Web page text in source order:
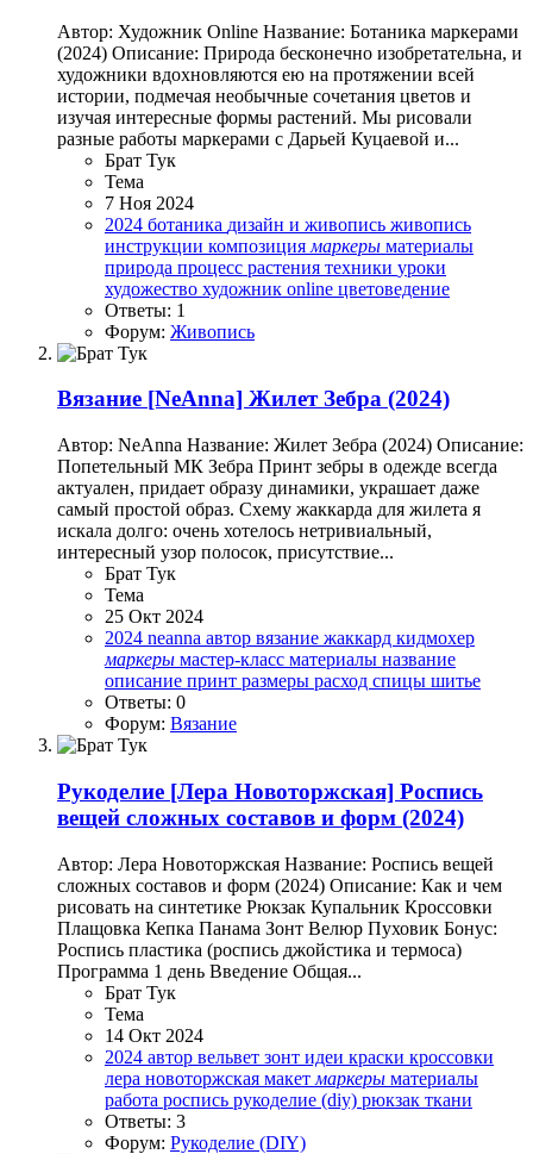
Автор: Художник Online Название: Ботаника маркерами
(2024) Описание: Природа бесконечно изобретательна, и
художники вдохновляются ею на протяжении всей
истории, подмечая необычные сочетания цветов и
изучая интересные формы растений. Мы рисовали
разные работы маркерами с Дарьей Куцаевой и...
Брат Тук
Тема
7 Ноя 2024
2024 ботаника дизайн и живопись живопись
инструкции композиция маркеры материалы
природа процесс растения техники уроки
художество художник online цветоведение
Ответы: 1
Форум: Живопись
Вязание [NeAnna] Жилет Зебра (2024)
Автор: NeAnna Название: Жилет Зебра (2024) Описание:
Попетельный МК Зебра Принт зебры в одежде всегда
актуален, придает образу динамики, украшает даже
самый простой образ. Схему жаккарда для жилета я
искала долго: очень хотелось нетривиальный,
интересный узор полосок, присутствие...
Брат Тук
Тема
25 Окт 2024
2024 neanna автор вязание жаккард кидмохер
маркеры мастер-класс материалы название
описание принт размеры расход спицы шитье
Ответы: 0
Форум: Вязание
Рукоделие [Лера Новоторжская] Роспись
вещей сложных составов и форм (2024)
Автор: Лера Новоторжская Название: Роспись вещей
сложных составов и форм (2024) Описание: Как и чем
рисовать на синтетике Рюкзак Купальник Кроссовки
Плащовка Кепка Панама Зонт Велюр Пуховик Бонус:
Роспись пластика (роспись джойстика и термоса)
Программа 1 день Введение Общая...
Брат Тук
Тема
14 Окт 2024
2024 автор вельвет зонт идеи краски кроссовки
лера новоторжская макет маркеры материалы
работа роспись рукоделие (diy) рюкзак ткани
Ответы: 3
Форум: Рукоделие (DIY)